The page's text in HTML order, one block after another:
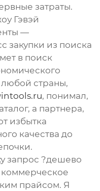
затраты.
Гэвэй
—
закупки из поиска
в поиск
страны,
, понимал,
а партнера,
избытка
качества до
запрос ?дешево
коммерческое
прайсом. Я